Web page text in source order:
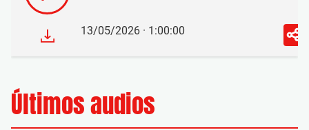
13/05/2026 · 1:00:00
Últimos audios